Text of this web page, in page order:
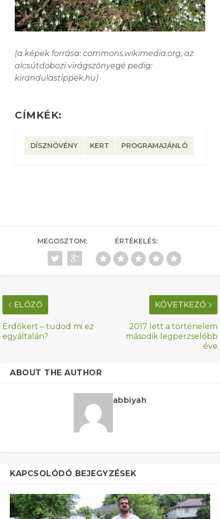
(a képek forrása: commons.wikimedia.org, az
alcsútdobozi virágszőnyegé pedig:
kirandulastippek.hu)
CÍMKÉK:
DÍSZNÖVÉNY KERT PROGRAMAJÁNLÓ
MEGOSZTOM: ÉRTÉKELÉS:
ELŐZŐ
Erdőkert – tudod mi ez
egyáltalán?
KÖVETKEZŐ
2017 lett a történelem
második legperzselőbb
éve
ABOUT THE AUTHOR
abbiyah
KAPCSOLÓDÓ BEJEGYZÉSEK